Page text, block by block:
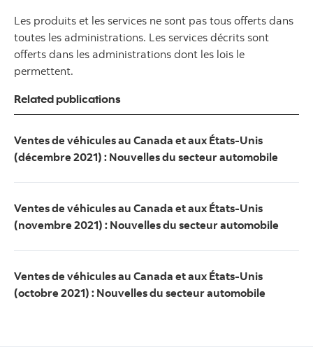
Les produits et les services ne sont pas tous offerts dans
toutes les administrations. Les services décrits sont
offerts dans les administrations dont les lois le
permettent.
Related publications
Ventes de véhicules au Canada et aux États-Unis
(décembre 2021) : Nouvelles du secteur automobile
Ventes de véhicules au Canada et aux États-Unis
(novembre 2021) : Nouvelles du secteur automobile
Ventes de véhicules au Canada et aux États-Unis
(octobre 2021) : Nouvelles du secteur automobile